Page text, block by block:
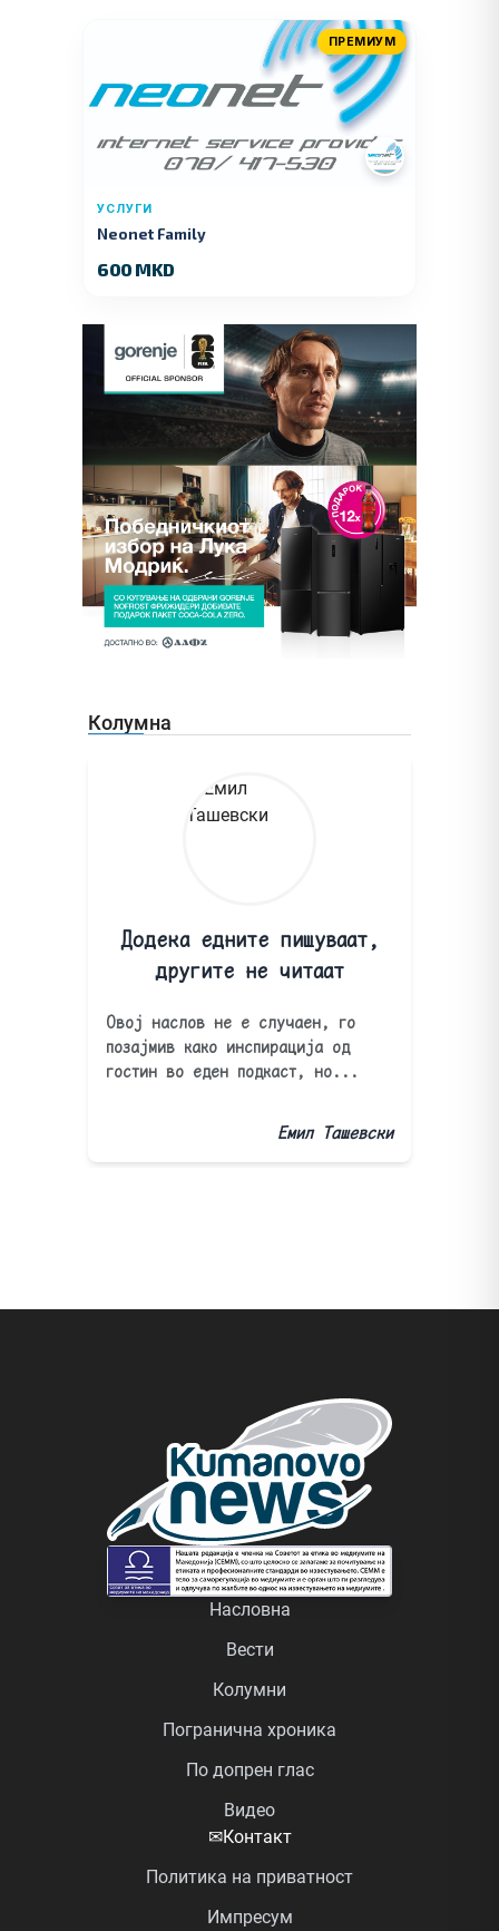
ПРЕМИУМ
УСЛУГИ
Neonet Family
600 MKD
Колумна
Додека едните пишуваат,
другите не читаат
Овој наслов не е случаен, го
позајмив како инспирација од
гостин во еден подкаст, но...
Емил Ташевски
Насловна
Вести
Колумни
Погранична хроника
По допрен глас
Видео
✉Контакт
Политика на приватност
Импресум